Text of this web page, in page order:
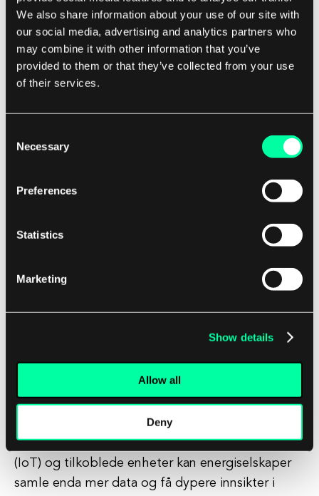
We also share information about your use of our site with
our social media, advertising and analytics partners who
may combine it with other information that you’ve
provided to them or that they’ve collected from your use
of their services.
Selection
Necessary
Preferences
Statistics
Marketing
Show details
Allow all
Deny
En annen utfordring er å integrere predictiv
vedlikehold i eksisterende
vedlikeholdsarbeidsflyter. Energibedrifter har
ofte etablerte prosedyrer for å utføre
innføringen av en ny tilnærming kan forstyrre
selskaper involvere vedlikeholdsteamene i design
vedlikeholdsprogrammer og gi opplæring for å
energisektoren
Etter hvert som teknologien fortsetter å utvikle
seg, har energiselskaper tilgang til mer
sofistikerte analysetverktøy og
maskinlæringsalgoritmer som kan forbedre
nøyaktigheten og påliteligheten til prediktive
modeller. Med fremveksten av Internet of Things
(IoT) og tilkoblede enheter kan energiselskaper
samle enda mer data og få dypere innsikter i